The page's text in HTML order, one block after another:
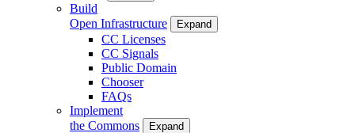
Build
Open Infrastructure
Expand
CC Licenses
CC Signals
Public Domain
Chooser
FAQs
Implement
the Commons
Expand